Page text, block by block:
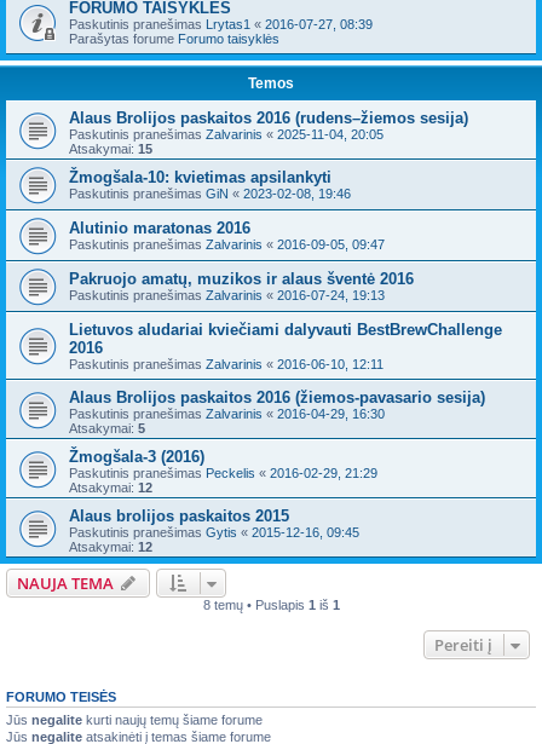
FORUMO TAISYKLĖS
Paskutinis pranešimas Lrytas1 « 2016-07-27, 08:39
Parašytas forume Forumo taisyklės
Temos
Alaus Brolijos paskaitos 2016 (rudens–žiemos sesija)
Paskutinis pranešimas Zalvarinis « 2025-11-04, 20:05
Atsakymai: 15
Žmogšala-10: kvietimas apsilankyti
Paskutinis pranešimas GiN « 2023-02-08, 19:46
Alutinio maratonas 2016
Paskutinis pranešimas Zalvarinis « 2016-09-05, 09:47
Pakruojo amatų, muzikos ir alaus šventė 2016
Paskutinis pranešimas Zalvarinis « 2016-07-24, 19:13
Lietuvos aludariai kviečiami dalyvauti BestBrewChallenge
2016
Paskutinis pranešimas Zalvarinis « 2016-06-10, 12:11
Alaus Brolijos paskaitos 2016 (žiemos-pavasario sesija)
Paskutinis pranešimas Zalvarinis « 2016-04-29, 16:30
Atsakymai: 5
Žmogšala-3 (2016)
Paskutinis pranešimas Peckelis « 2016-02-29, 21:29
Atsakymai: 12
Alaus brolijos paskaitos 2015
Paskutinis pranešimas Gytis « 2015-12-16, 09:45
Atsakymai: 12
NAUJA TEMA
8 temų • Puslapis 1 iš 1
Pereiti į
FORUMO TEISĖS
Jūs negalite kurti naujų temų šiame forume
Jūs negalite atsakinėti į temas šiame forume